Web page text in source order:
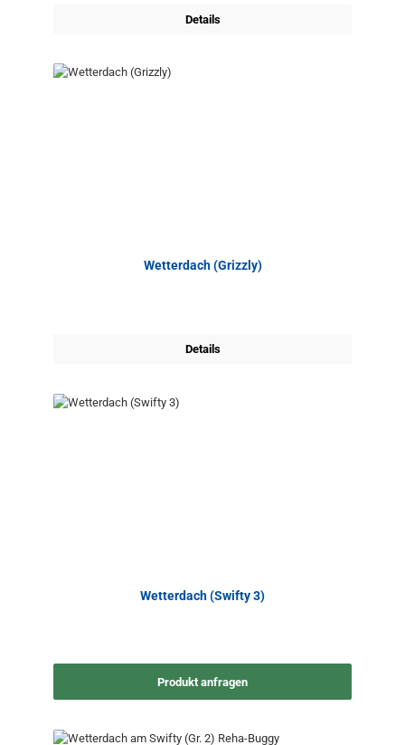
Details
Wetterdach (Grizzly)
Details
Wetterdach (Swifty 3)
Produkt anfragen